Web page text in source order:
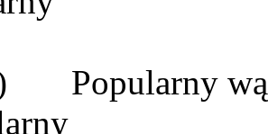
Popularny